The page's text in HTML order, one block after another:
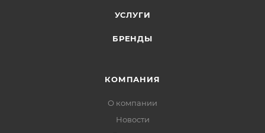
УСЛУГИ
БРЕНДЫ
КОМПАНИЯ
О компании
Новости